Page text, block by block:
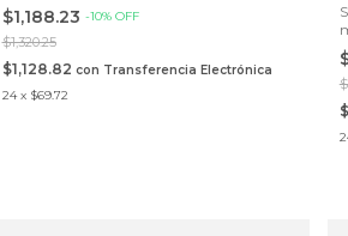
$1,188.23 -10% OFF
$1,320.25
$1,128.82 con Transferencia Electrónica
24 x $69.72